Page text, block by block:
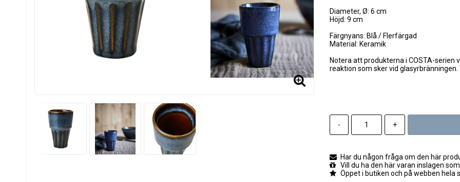
Diameter, Ø: 6 cm
Höjd: 9 cm
Färgnyans: Blå / Flerfärgad
Material: Keramik
Notera att produkterna i COSTA-
reaktion som sker vid
- +
Har du någon fråga om den här
Vill du ha den här varan inslagen
Öppet i butiken och på webben hela